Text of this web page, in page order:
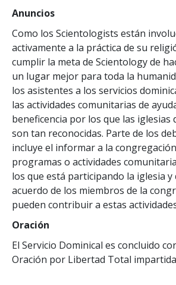
Anuncios
Como los Scientologists están
activamente a la práctica de su
cumplir la meta de Scientology de
un lugar mejor para toda la
los asistentes a los servicios
las actividades comunitarias de
beneficencia por los que las iglesias
son tan reconocidas. Parte de los
incluye el informar a la
programas o actividades
los que está participando la iglesia y
acuerdo de los miembros de la
pueden contribuir a estas
Oración
El Servicio Dominical es concluido
Oración por Libertad Total